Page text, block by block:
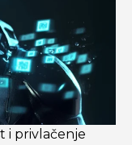
i privlačenje